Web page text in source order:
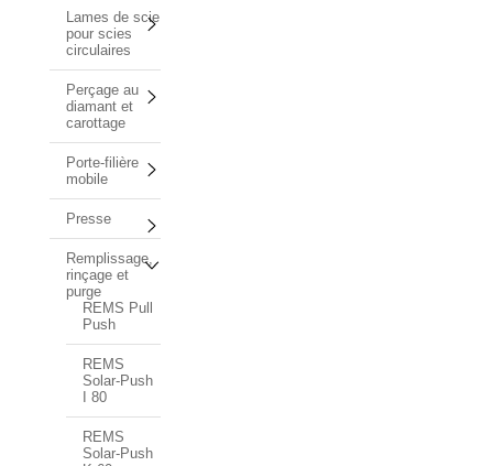
Lames de scie
pour scies
circulaires
Perçage au
diamant et
carottage
Porte-filière
mobile
Presse
Remplissage,
rinçage et
purge
REMS Pull
Push
REMS
Solar-Push
I 80
REMS
Solar-Push